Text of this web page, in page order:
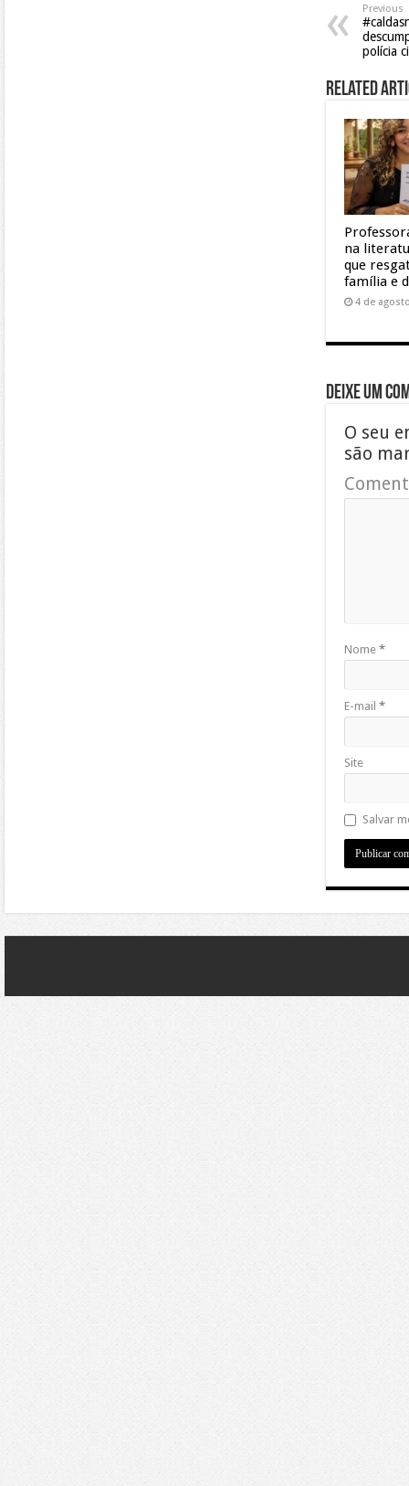
Previous
polícia
Related
na
que
família e
4 de
Deixe um
O seu
são
Nome *
E-mail *
Site
Salvar